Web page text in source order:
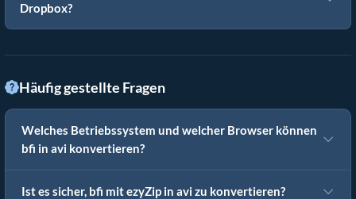
Dropbox?
Häufig gestellte Fragen
Welches Betriebssystem und welcher Browser können
bfi in avi konvertieren?
Ist es sicher, bfi mit ezyZip in avi zu konvertieren?